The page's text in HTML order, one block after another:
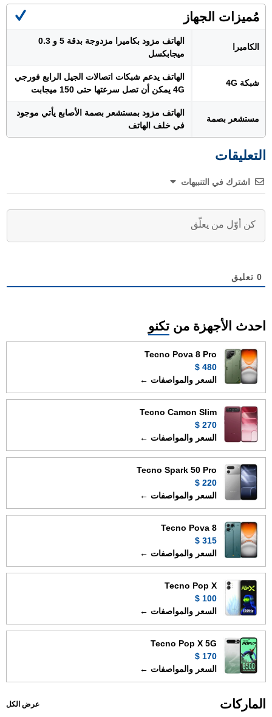
مُميزات الجهاز
الكاميرا
الهاتف مزود بكاميرا مزدوجة بدقة 5 و 0.3
ميجابكسل
شبكة 4G
الهاتف يدعم شبكات اتصالات الجيل الرابع فورجي
4G يمكن أن تصل سرعتها حتى 150 ميجابت
مستشعر بصمة
الهاتف مزود بمستشعر بصمة الأصابع يأتي موجود
في خلف الهاتف
التعليقات
اشترك في التنبيهات
0 تعليق
احدث الأجهزة من تكنو
Tecno Pova 8 Pro
480 $
السعر والمواصفات ←
Tecno Camon Slim
270 $
السعر والمواصفات ←
Tecno Spark 50 Pro
220 $
السعر والمواصفات ←
Tecno Pova 8
315 $
السعر والمواصفات ←
Tecno Pop X
100 $
السعر والمواصفات ←
Tecno Pop X 5G
170 $
السعر والمواصفات ←
الماركات عرض الكل